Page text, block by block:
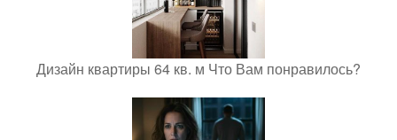
Дизайн квартиры 64 кв. м Что Вам понравилось?